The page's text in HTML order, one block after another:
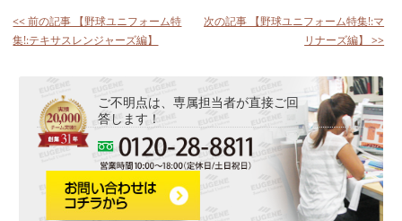
<< 前の記事 【野球ユニフォーム特
集!:テキサスレンジャーズ編】
次の記事 【野球ユニフォーム特集!:マ
リナーズ編】 >>
ご不明点は、専属担当者が直接ご回
答します！